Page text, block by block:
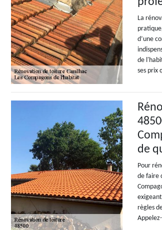
La
d’une
de
ses prix
de
Pour
de faire
règles